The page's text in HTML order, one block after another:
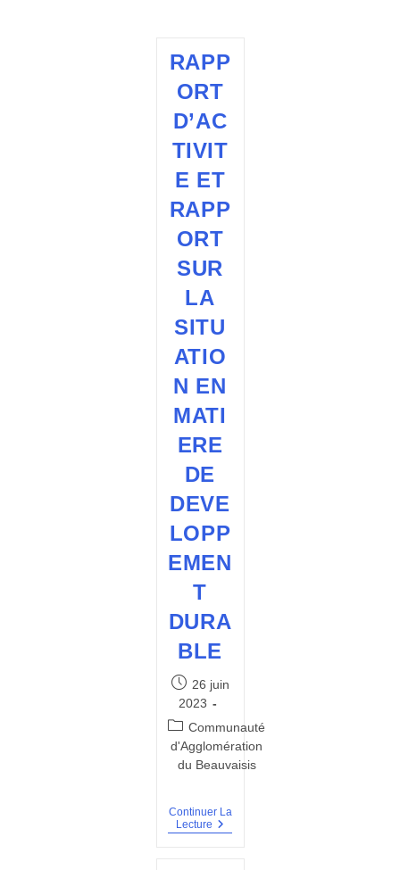
RAPP
ORT
D’AC
TIVIT
E ET
RAPP
ORT
SUR
LA
SITU
ATIO
N EN
MATI
ERE
DE
DEVE
LOPP
EMEN
T
DURA
BLE
Publication
publiée :
26 juin
2023
Post
category:
Communauté
d'Agglomération
du Beauvaisis
Continuer La
Lecture RAPPORT